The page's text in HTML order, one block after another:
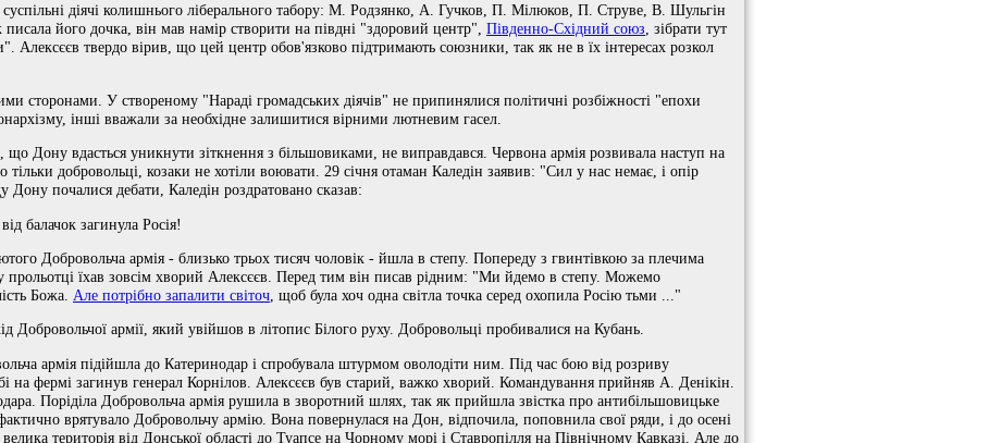
діячі колишнього ліберального табору: М. Родзянко, А. Гучков, П. Мілюков, П. Струве, В. Шульгін
його дочка, він мав намір створити на півдні "здоровий центр", Південно-Східний союз, зібрати тут
Алексєєв твердо вірив, що цей центр обов'язково підтримають союзники, так як не в їх інтересах розкол
сторонами. У створеному "Нараді громадських діячів" не припинялися політичні розбіжності "епохи
інші вважали за необхідне залишитися вірними лютневим гасел.
що Дону вдасться уникнути зіткнення з більшовиками, не виправдався. Червона армія розвивала наступ на
добровольці, козаки не хотіли воювати. 29 січня отаман Каледін заявив: "Сил у нас немає, і опір
Дону почалися дебати, Каледін роздратовано сказав:
балачок загинула Росія!
Добровольча армія - близько трьох тисяч чоловік - йшла в степу. Попереду з гвинтівкою за плечима
прольотці їхав зовсім хворий Алексєєв. Перед тим він писав рідним: "Ми йдемо в степу. Можемо
Божа. Але потрібно запалити світоч , щоб була хоч одна світла точка серед охопила Росію тьми ..."
Добровольчої армії, який увійшов в літопис Білого руху. Добровольці пробивалися на Кубань.
армія підійшла до Катеринодар і спробувала штурмом оволодіти ним. Під час бою від розриву
на фермі загинув генерал Корнілов. Алексєєв був старий, важко хворий. Командування прийняв А. Денікін.
Поріділа Добровольча армія рушила в зворотний шлях, так як прийшла звістка про антибільшовицьке
врятувало Добровольчу армію. Вона повернулася на Дон, відпочила, поповнила свої ряди, і до осені
територія від Донської області до Туапсе на Чорному морі і Ставропілля на Північному Кавказі. Але до